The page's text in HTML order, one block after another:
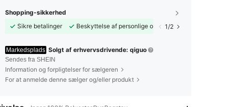
Shopping-sikkerhed
Sikre betalinger
Beskyttelse af personlige oplysninger
1/2
Markedsplads Solgt af erhvervsdrivende: qiguo
Sendes fra SHEIN
Information og forpligtelser for sælgeren
For at anmelde denne sælger og/eller produkt